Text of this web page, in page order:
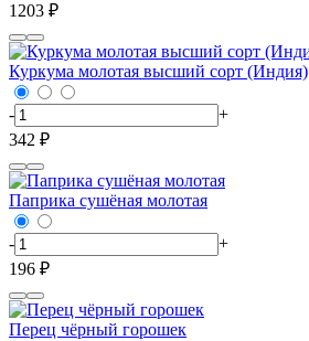
1203 ₽
Куркума молотая высший сорт (Индия)
-
+
342 ₽
Паприка сушёная молотая
-
+
196 ₽
Перец чёрный горошек